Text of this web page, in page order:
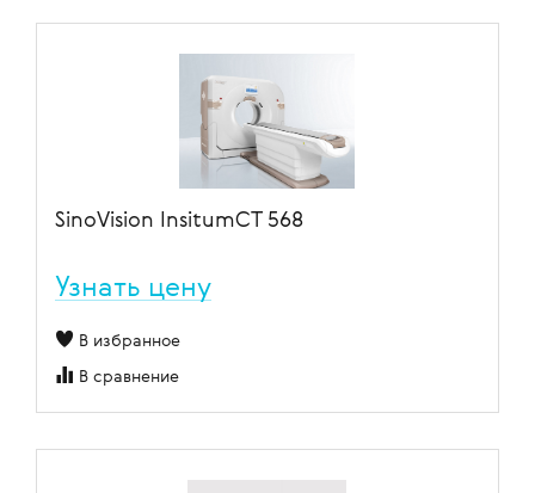
SinoVision InsitumCT 568
Узнать цену
В избранное
В сравнение